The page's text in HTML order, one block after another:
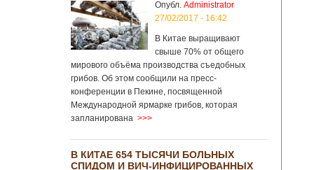
Опубл. Administrator
27/02/2017 - 16:42
В Китае выращивают
свыше 70% от общего
мирового объёма производства съедобных
грибов. Об этом сообщили на пресс-
конференции в Пекине, посвященной
Международной ярмарке грибов, которая
запланирована >>>
В КИТАЕ 654 ТЫСЯЧИ БОЛЬНЫХ
СПИДОМ И ВИЧ-ИНФИЦИРОВАННЫХ